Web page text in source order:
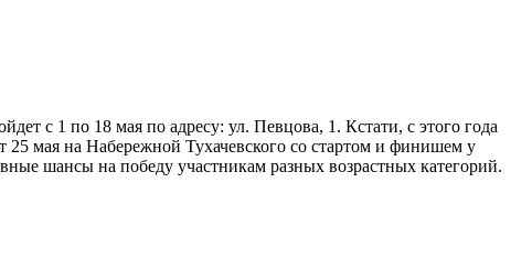
с 1 по 18 мая по адресу: ул. Певцова, 1. Кстати, с этого года
25 мая на Набережной Тухачевского со стартом и финишем у
шансы на победу участникам разных возрастных категорий.